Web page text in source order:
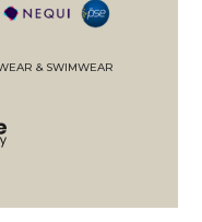
& SWIMWEAR